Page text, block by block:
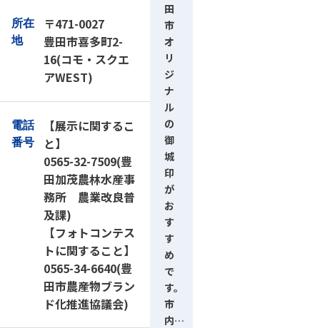
所在
地
〒471-0027
豊田市喜多町2-
16(コモ・スクエ
アWEST)
電話
番号
【展示に関するこ
と】
0565-32-7509(豊
田加茂農林水産事
務所 農業改良普
及課)
【フォトコンテス
トに関すること】
0565-34-6640(豊
田市農産物ブラン
ド化推進協議会)
田
市
オ
リ
ジ
ナ
ル
の
御
城
印
が
お
す
す
め
で
す。
市
内…